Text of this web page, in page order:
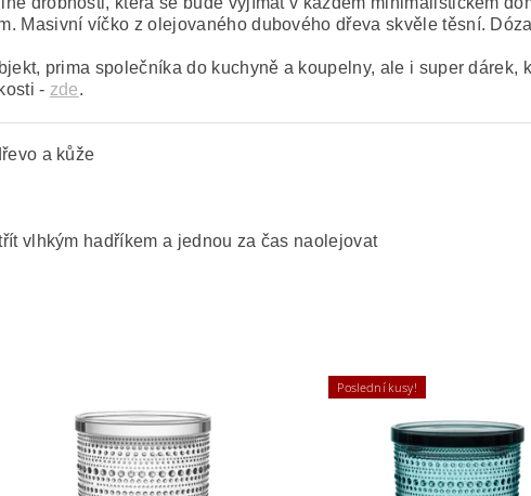
Masivní víčko z olejovaného dubového dřeva skvěle těsní.
prima společníka do kuchyně a koupelny, ale i super dárek,
- zde.
a kůže
vlhkým hadříkem a jednou za čas naolejovat
Poslední kusy!